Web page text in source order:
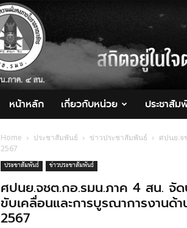
กอ.รมน.ภาค
4
สน.
หน้าหลัก เกี่ยวกับหน่วย ประชาสัม
Home ประชาสัมพันธ์ ข่าวประชาสัมพันธ์
ศปนย.จ
2567
ประชาสัมพันธ์ ข่าวประชาสัมพันธ์
ศปนย.จชต.กอ.รมน.ภาค 4 สน. จั
ขับเคลื่อนและการบูรณาการงาน
2567